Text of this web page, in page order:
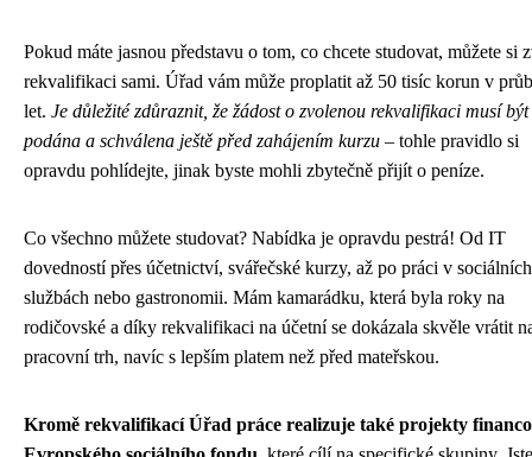
Pokud máte jasnou představu o tom, co chcete studovat, můžete si
rekvalifikaci sami. Úřad vám může proplatit až 50 tisíc korun v
let. Je důležité zdůraznit, že žádost o zvolenou rekvalifikaci musí být
podána a schválena ještě před zahájením kurzu – tohle pravidlo si
opravdu pohlídejte, jinak byste mohli zbytečně přijít o peníze.
Co všechno můžete studovat? Nabídka je opravdu pestrá! Od IT
dovedností přes účetnictví, svářečské kurzy, až po práci v sociálních
službách nebo gastronomii. Mám kamarádku, která byla roky na
rodičovské a díky rekvalifikaci na účetní se dokázala skvěle vrátit
pracovní trh, navíc s lepším platem než před mateřskou.
Kromě rekvalifikací Úřad práce realizuje také projekty